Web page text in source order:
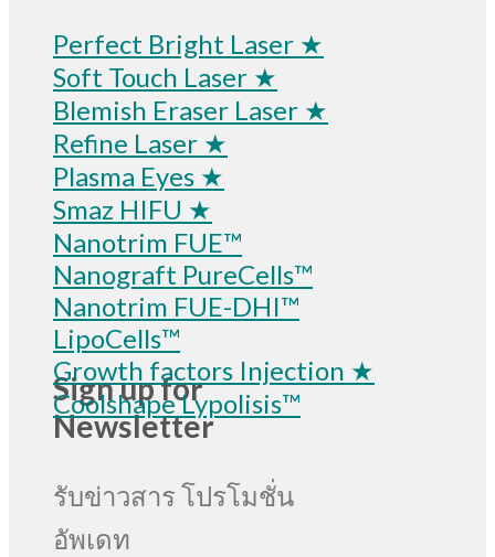
Sign up for
Newsletter
รับข่าวสาร โปรโมชั่น
อัพเดท
Perfect Bright Laser ★
Soft Touch Laser ★
Blemish Eraser Laser ★
Refine Laser ★
Plasma Eyes ★
Smaz HIFU ★
Nanotrim FUE™
Nanograft PureCells™
Nanotrim FUE-DHI™
LipoCells™
Growth factors Injection ★
Coolshape Lypolisis™